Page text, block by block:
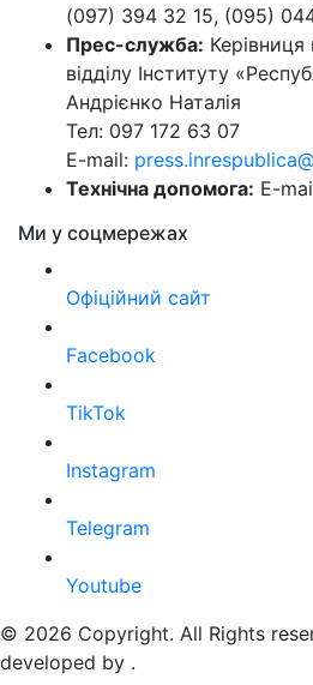
(097) 394 32 15, (095)
Прес-служба: Керівниця
відділу Інституту
Андрієнко Наталія
Тел: 097 172 63 07
E-mail:
Технічна допомога: E-
Ми у соцмережах
Офіційний сайт
Facebook
TikTok
Instagram
Telegram
Youtube
© 2026 Copyright. All Rights
developed by .